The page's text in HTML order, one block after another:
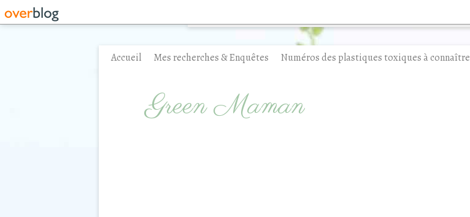
Green Maman
Accueil Mes recherches & Enquêtes Numéros des plastiques toxiques à connaître